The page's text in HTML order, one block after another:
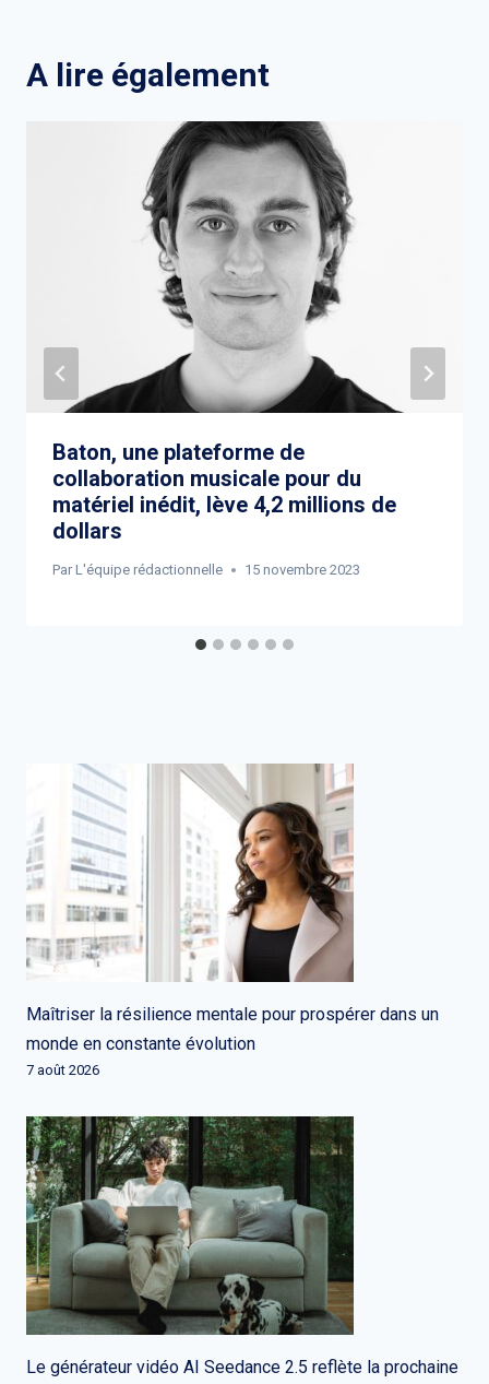
A lire également
Baton, une plateforme de
collaboration musicale pour du
matériel inédit, lève 4,2 millions de
dollars
Par L'équipe rédactionnelle 15 novembre 2023
Maîtriser la résilience mentale pour prospérer dans un
monde en constante évolution
7 août 2026
Le générateur vidéo AI Seedance 2.5 reflète la prochaine